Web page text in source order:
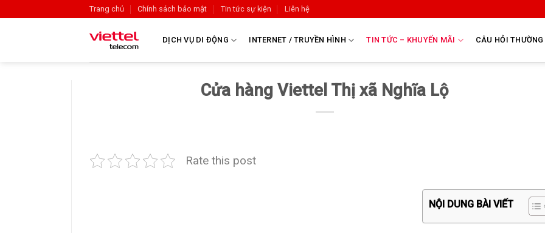
Trang chủ Chính sách bảo mật Tin tức sự kiện Liên hệ
DỊCH VỤ DI ĐỘNG INTERNET / TRUYỀN HÌNH TIN TỨC – KHUYẾN MÃI CÂU HỎI THƯỜNG
Cửa hàng Viettel Thị xã Nghĩa Lộ
Rate this post
NỘI DUNG BÀI VIẾT